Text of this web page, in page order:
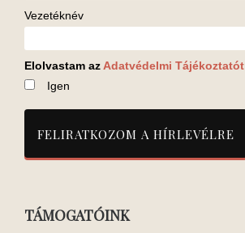
Vezetéknév
Elolvastam az Adatvédelmi Tájékoztatót
Igen
TÁMOGATÓINK